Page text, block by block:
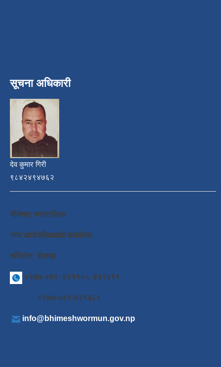
सूचना अधिकारी
देव कुमार गिरी
९८४२४९४७६२
भीमेश्वर नगरपालिका
नगर कार्यपालिकाको कार्यालय
चरिकोट, दोलखा
+९७७-०४९ -४२११००, ४२१४९१
+९७७-०४९-४२१३८१
info@bhimeshwormun.gov.np